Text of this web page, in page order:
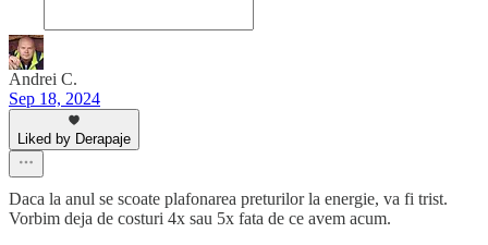
Andrei C.
Sep 18, 2024
Liked by Derapaje
Daca la anul se scoate plafonarea preturilor la energie, va fi trist.
Vorbim deja de costuri 4x sau 5x fata de ce avem acum.